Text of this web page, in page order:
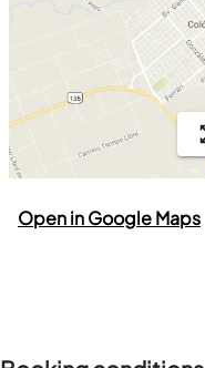
Open in Google Maps